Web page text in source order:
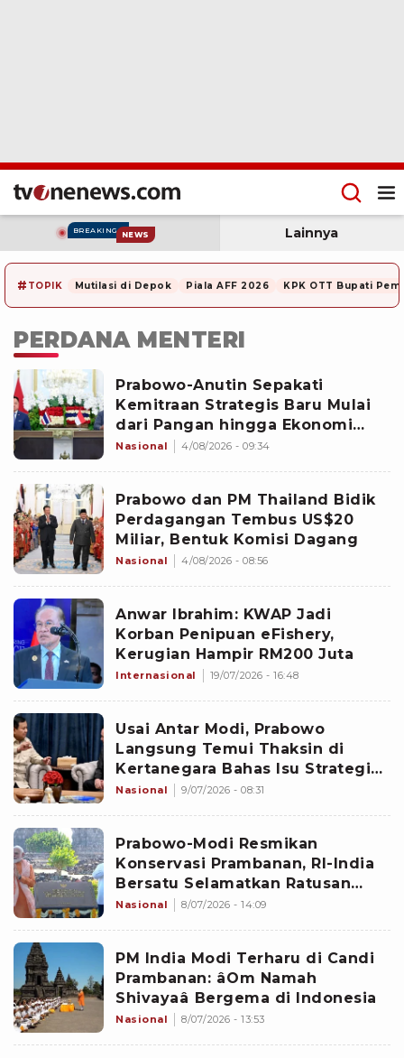
BREAKING NEWS Lainnya
# TOPIK Mutilasi di Depok Piala AFF 2026 KPK OTT Bupati
PERDANA MENTERI
Prabowo-Anutin Sepakati
Kemitraan Strategis Baru Mulai
dari Pangan hingga Ekonomi
Digital
Nasional 4/08/2026 - 09:34
Prabowo dan PM Thailand Bidik
Perdagangan Tembus US$20
Miliar, Bentuk Komisi Dagang
Nasional 4/08/2026 - 08:56
Anwar Ibrahim: KWAP Jadi
Korban Penipuan eFishery,
Kerugian Hampir RM200 Juta
Internasional 19/07/2026 - 16:48
Usai Antar Modi, Prabowo
Langsung Temui Thaksin di
Kertanegara Bahas Isu Strategis
Global
Nasional 9/07/2026 - 08:31
Prabowo-Modi Resmikan
Konservasi Prambanan, RI-India
Bersatu Selamatkan Ratusan
Candi Perwara
Nasional 8/07/2026 - 14:09
PM India Modi Terharu di Candi
Prambanan: âOm Namah
Shivayaâ Bergema di Indonesia
Nasional 8/07/2026 - 13:53